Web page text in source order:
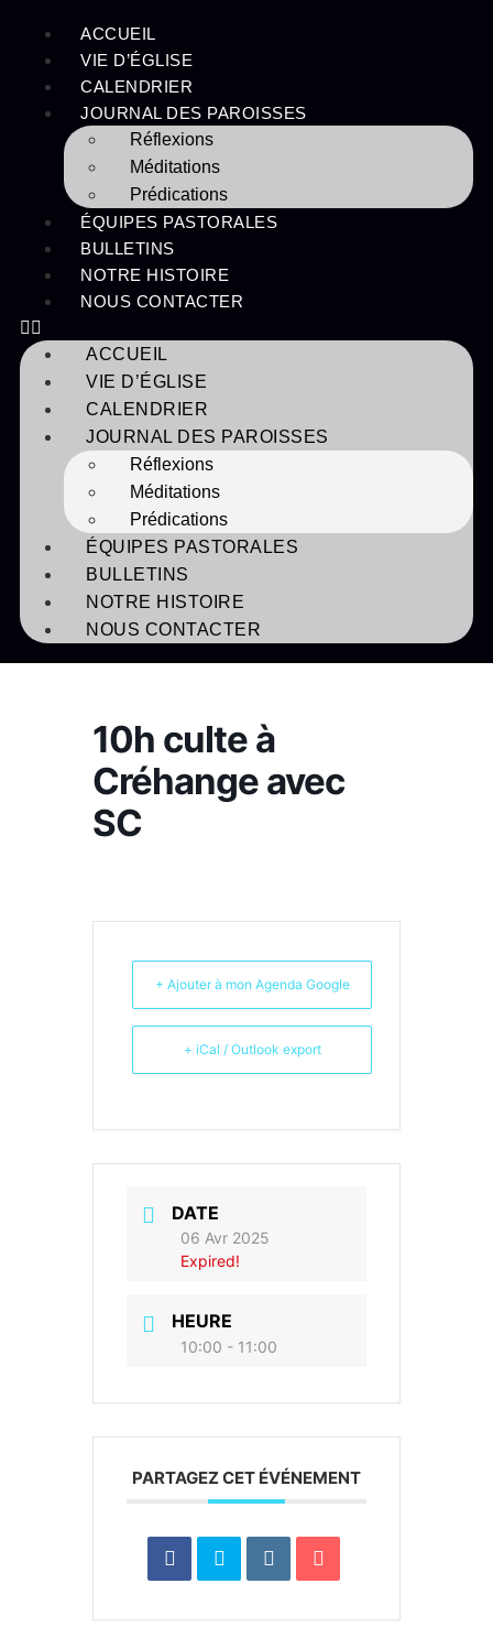
ACCUEIL
VIE D’ÉGLISE
CALENDRIER
JOURNAL DES PAROISSES
Réflexions
Méditations
Prédications
ÉQUIPES PASTORALES
BULLETINS
NOTRE HISTOIRE
NOUS CONTACTER
ACCUEIL
VIE D’ÉGLISE
CALENDRIER
JOURNAL DES PAROISSES
Réflexions
Méditations
Prédications
ÉQUIPES PASTORALES
BULLETINS
NOTRE HISTOIRE
NOUS CONTACTER
10h culte à
Créhange avec
SC
+ Ajouter à mon Agenda Google
+ iCal / Outlook export
DATE
06 Avr 2025
Expired!
HEURE
10:00 - 11:00
PARTAGEZ CET ÉVÉNEMENT